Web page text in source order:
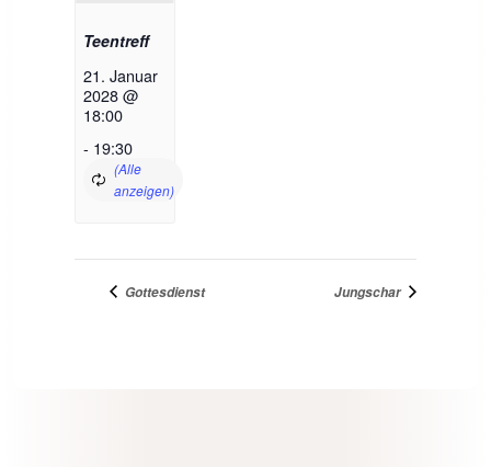
Teentreff
21. Januar
2028 @
18:00
- 19:30
Gottesdienst Jungschar